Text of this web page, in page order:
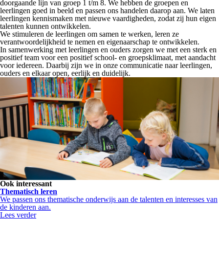
doorgaande lijn van groep 1 t/m 8. We hebben de groepen en
leerlingen goed in beeld en passen ons handelen daarop aan. We laten
leerlingen kennismaken met nieuwe vaardigheden, zodat zij hun eigen
talenten kunnen ontwikkelen.
We stimuleren de leerlingen om samen te werken, leren ze
verantwoordelijkheid te nemen en eigenaarschap te ontwikkelen.
In samenwerking met leerlingen en ouders zorgen we met een sterk en
positief team voor een positief school- en groepsklimaat, met aandacht
voor iedereen. Daarbij zijn we in onze communicatie naar leerlingen,
ouders en elkaar open, eerlijk en duidelijk.
Ook interessant
Thematisch leren
We passen ons thematische onderwijs aan de talenten en interesses van
de kinderen aan.
Lees verder